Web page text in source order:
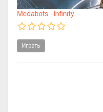
Medabots - Infinity
Играть